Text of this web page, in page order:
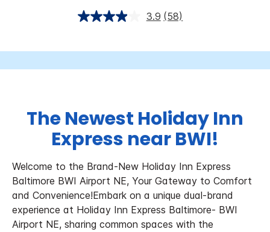
3.9 (58)
The Newest Holiday Inn
Express near BWI!
Welcome to the Brand-New Holiday Inn Express
Baltimore BWI Airport NE, Your Gateway to Comfort
and Convenience!Embark on a unique dual-brand
experience at Holiday Inn Express Baltimore- BWI
Airport NE, sharing common spaces with the